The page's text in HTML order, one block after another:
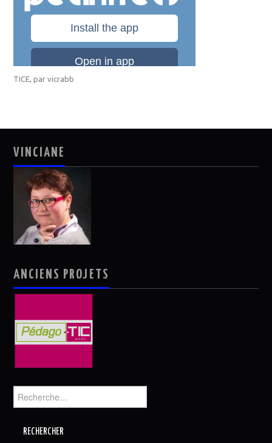
TICE, parvicrabb
VINCIANE
ANCIENS PROJETS
Rechercher :